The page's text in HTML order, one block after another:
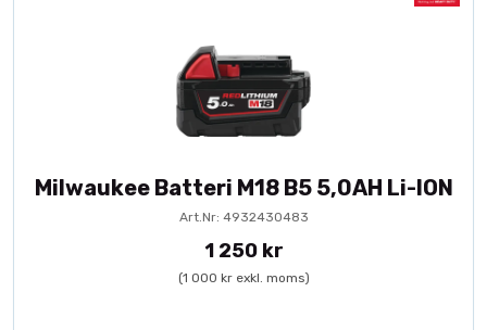
Milwaukee Batteri M18 B5 5,0AH Li-ION
Art.Nr: 4932430483
1 250 kr
(1 000 kr exkl. moms)